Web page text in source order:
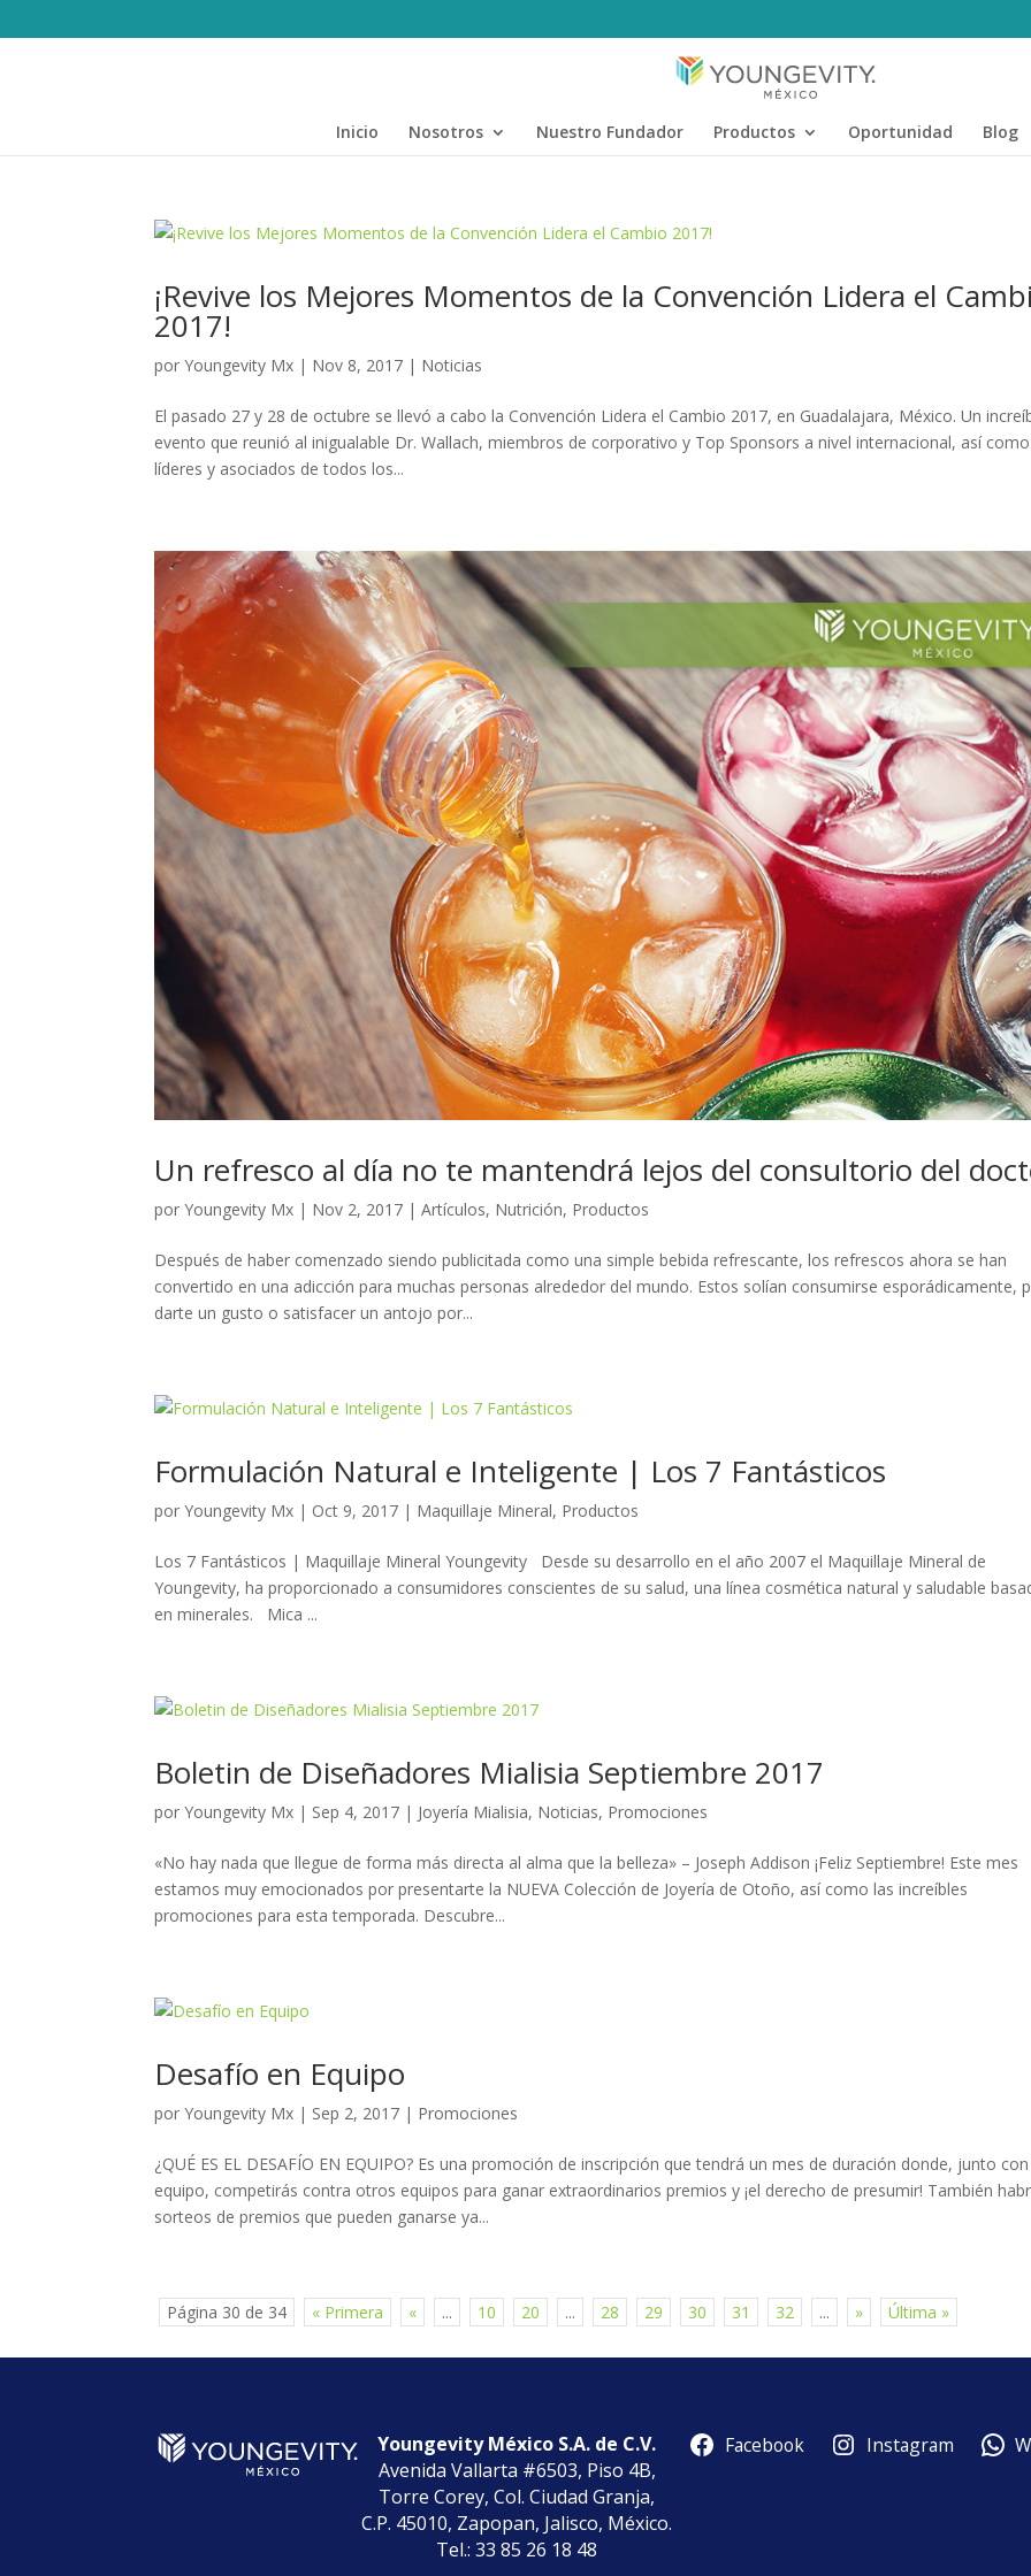
Inicio Nosotros Nuestro Fundador Productos Oportunidad Blog
¡Revive los Mejores Momentos de la Convención Lidera el
2017!
porYoungevity Mx | Nov 8, 2017 | Noticias
El pasado 27 y 28 de octubre se llevó a cabo la Convención Lidera el Cambio 2017, en Guadalajara, México. Un
evento que reunió al inigualable Dr. Wallach, miembros de corporativo y Top Sponsors a nivel internacional, así como
líderes y asociados de todos los...
Un refresco al día no te mantendrá lejos del consultorio del
porYoungevity Mx | Nov 2, 2017 |Artículos, Nutrición, Productos
Después de haber comenzado siendo publicitada como una simple bebida refrescante, los refrescos ahora se han
convertido en una adicción para muchas personas alrededor del mundo. Estos solían consumirse esporádicamente,
darte un gusto o satisfacer un antojo por...
Formulación Natural e Inteligente | Los 7 Fantásticos
porYoungevity Mx | Oct 9, 2017 | Maquillaje Mineral, Productos
Los 7 Fantásticos | Maquillaje Mineral Youngevity Desde su desarrollo en el año 2007 el Maquillaje Mineral de
Youngevity, ha proporcionado a consumidores conscientes de su salud, una línea cosmética natural y saludable
en minerales. Mica ...
Boletin de Diseñadores Mialisia Septiembre 2017
porYoungevity Mx | Sep 4, 2017 | Joyería Mialisia, Noticias, Promociones
«No hay nada que llegue de forma más directa al alma que la belleza» – Joseph Addison ¡Feliz Septiembre! Este mes
estamos muy emocionados por presentarte la NUEVA Colección de Joyería de Otoño, así como las increíbles
promociones para esta temporada. Descubre...
Desafío en Equipo
porYoungevity Mx | Sep 2, 2017 | Promociones
¿QUÉ ES EL DESAFÍO EN EQUIPO? Es una promoción de inscripción que tendrá un mes de duración donde, junto
equipo, competirás contra otros equipos para ganar extraordinarios premios y ¡el derecho de presumir! También
sorteos de premios que pueden ganarse ya...
Página 30 de 34 « Primera « ... 10 20 ... 28 29 30 31 32 ... » Última »
Youngevity México S.A. de C.V.
Avenida Vallarta #6503, Piso 4B,
Torre Corey, Col. Ciudad Granja,
C.P. 45010, Zapopan, Jalisco, México.
Tel.: 33 85 26 18 48
Facebook Instagram